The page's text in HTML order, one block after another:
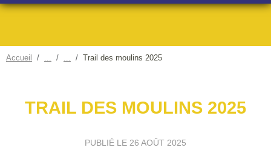
Accueil Trail des moulins 2025
TRAIL DES MOULINS 2025
PUBLIÉ LE 26 AOÛT 2025